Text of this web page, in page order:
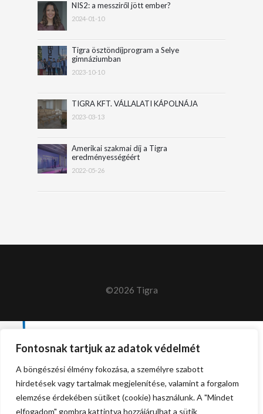
Fontosnak tartjuk az adatok védelmét
A böngészési élmény fokozása, a személyre szabott
hirdetések vagy tartalmak megjelenítése, valamint a forgalom
elemzése érdekében sütiket (cookie) használunk. A "Mindet
elfogadom" gombra kattintva hozzájárulhat a sütik
NIS2: a messziről jött ember?
2024-01-10
Tigra ösztöndíjprogram a Selye
gimnáziumban
2023-10-10
TIGRA KFT. VÁLLALATI KÁPOLNÁJA
2023-03-13
Amerikai szakmai díj a Tigra
eredményességéért
2022-05-26
©2026 Tigra